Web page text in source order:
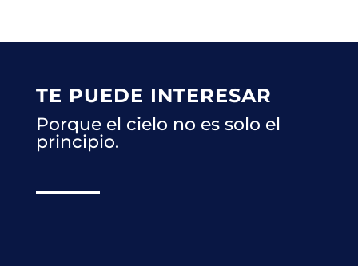
TE PUEDE INTERESAR
Porque el cielo no es solo el
principio.